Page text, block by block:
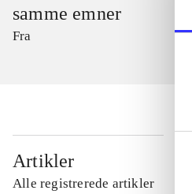
samme emner
Fra
Artikler
Alle registrerede artikler